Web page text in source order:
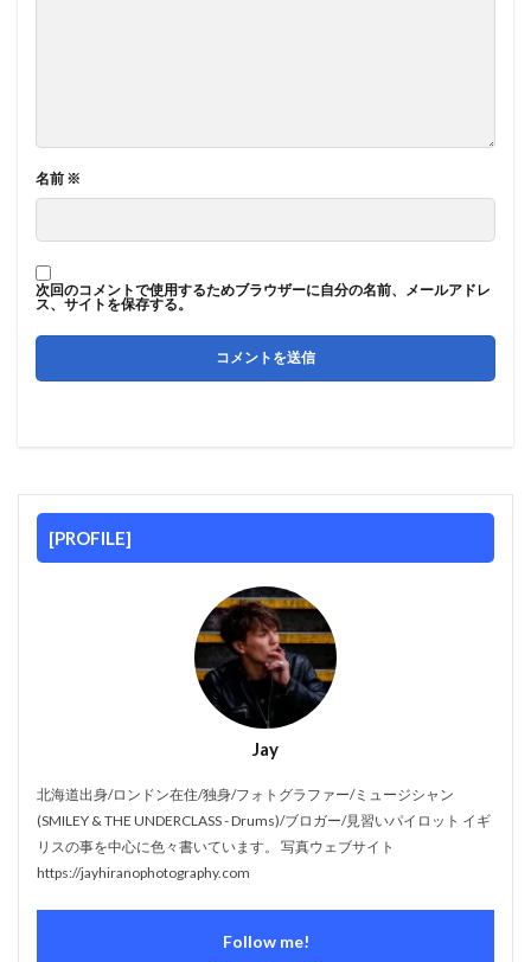
名前 ※
次回のコメントで使用するためブラウザーに自分の名前、メールアドレ
ス、サイトを保存する。
[PROFILE]
Jay
北海道出身/ロンドン在住/独身/フォトグラファー/ミュージシャン
(SMILEY & THE UNDERCLASS - Drums)/ブロガー/見習いパイロット イギ
リスの事を中心に色々書いています。 写真ウェブサイト
https://jayhiranophotography.com
Follow me!